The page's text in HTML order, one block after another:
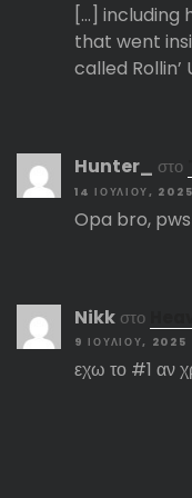
[…] including
that went
called
Hunter_ στο
14 ΙΟΥΛΊΟΥ, 2025
Opa bro,
Nikk στο
9 ΙΟΥΛΊΟΥ, 2025
εχω το #1 αν